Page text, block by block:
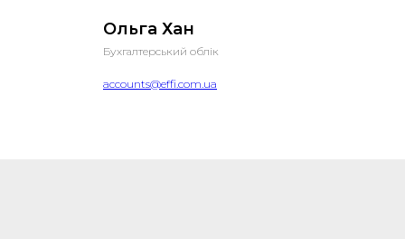
Ольга Хан
Бухгалтерський облік
accounts@effi.com.ua